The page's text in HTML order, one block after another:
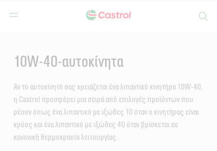
10W-40-αυτοκίνητα
Αν το αυτοκίνητό σας χρειάζεται ένα λιπαντικό κινητήρα 10W-40,
η Castrol προσφέρει μια σειρά από επιλογές προϊόντων που
ρέουν όπως ένα λιπαντικό με ιξώδες 10 όταν ο κινητήρας είναι
κρύος και ένα λιπαντικό με ιξώδες 40 όταν βρίσκεται σε
κανονική θερμοκρασία λειτουργίας.